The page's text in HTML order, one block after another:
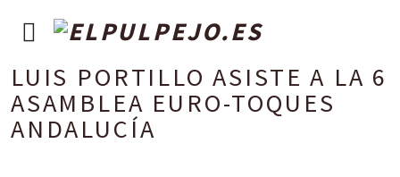
LUIS PORTILLO ASISTE A LA 6
ASAMBLEA EURO-TOQUES
ANDALUCÍA